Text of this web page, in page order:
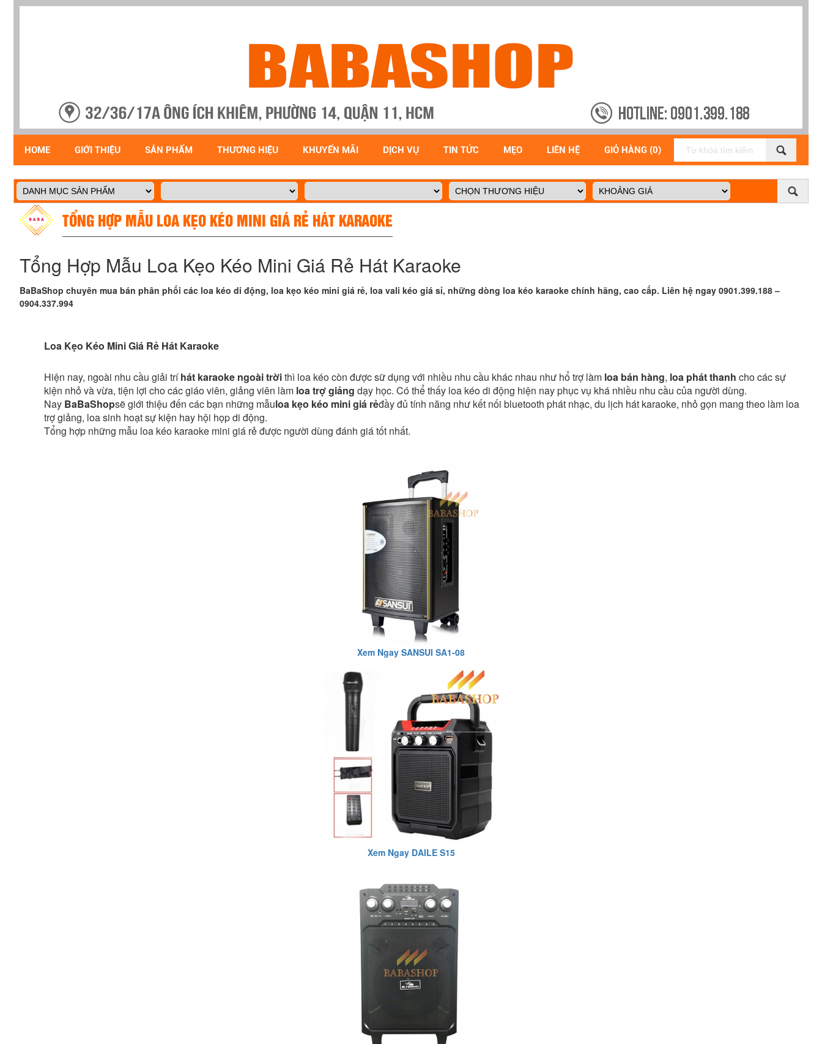
HOME GIỚI THIỆU SẢN PHẨM THƯƠNG HIỆU KHUYẾN MÃI DỊCH VỤ TIN TỨC MẸO LIÊN HỆ GIỎ HÀNG (0)
TỔNG HỢP MẪU LOA KẸO KÉO MINI GIÁ RẺ HÁT KARAOKE
Tổng Hợp Mẫu Loa Kẹo Kéo Mini Giá Rẻ Hát Karaoke
BaBaShop chuyên mua bán phân phối các loa kéo di động, loa kẹo kéo mini giá rẻ, loa vali kéo giá sỉ, những dòng loa kéo karaoke chính hãng, cao cấp. Liên hệ ngay 0901.399.188 –
0904.337.994
Loa Kẹo Kéo Mini Giá Rẻ Hát Karaoke
Hiện nay, ngoài nhu cầu giải tríhát karaoke ngoài trờithì loa kéo còn được sữ dụng với nhiều nhu cầu khác nhau như hổ trợ làm loa bán hàng, loa phát thanh cho các sự
kiện nhỏ và vừa, tiện lợi cho các giáo viên, giảng viên làm loa trợ giảng dạy học. Có thể thấy loa kéo di động hiện nay phục vụ khá nhiều nhu cầu của người dùng.
Nay BaBaShopsẽ giới thiệu đến các bạn những mẫuloa kẹo kéo mini giá rẻđầy đủ tính năng như kết nối bluetooth phát nhạc, du lịch hát karaoke, nhỏ gọn mang theo làm loa
trợ giảng, loa sinh hoạt sự kiện hay hội họp di động.
Tổng hợp những mẫu loa kéo karaoke mini giá rẻ được người dùng đánh giá tốt nhất.
Xem Ngay SANSUI SA1-08
Xem Ngay DAILE S15